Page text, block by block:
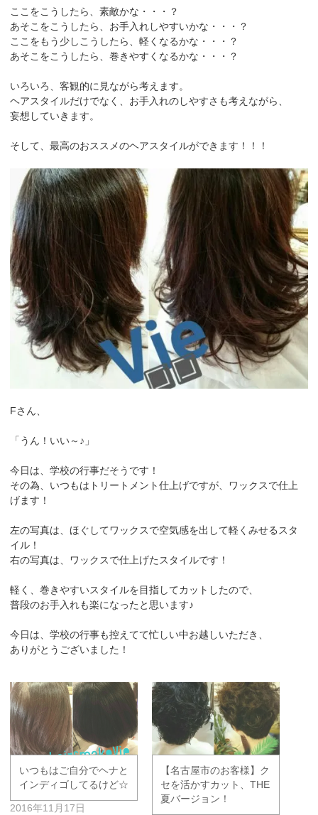
ここをこうしたら、素敵かな・・・？
あそこをこうしたら、お手入れしやすいかな・・・？
ここをもう少しこうしたら、軽くなるかな・・・？
あそこをこうしたら、巻きやすくなるかな・・・？
いろいろ、客観的に見ながら考えます。
ヘアスタイルだけでなく、お手入れのしやすさも考えながら、
妄想していきます。
そして、最高のおススメのヘアスタイルができます！！！
Fさん、
「うん！いい～♪」
今日は、学校の行事だそうです！
その為、いつもはトリートメント仕上げですが、ワックスで仕上
げます！
左の写真は、ほぐしてワックスで空気感を出して軽くみせるスタ
イル！
右の写真は、ワックスで仕上げたスタイルです！
軽く、巻きやすいスタイルを目指してカットしたので、
普段のお手入れも楽になったと思います♪
今日は、学校の行事も控えてて忙しい中お越しいただき、
ありがとうございました！
いつもはご自分でヘナと
インディゴしてるけど☆
2016年11月17日
【名古屋市のお客様】ク
セを活かすカット、THE
夏バージョン！